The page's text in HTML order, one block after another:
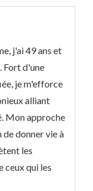
j'ai 49 ans et
Fort d'une
je m'efforce
alliant
Mon approche
donner vie à
les
ceux qui les